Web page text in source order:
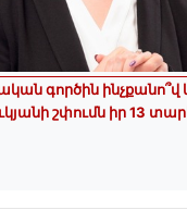
գործին ինչքանո՞վ
շփումն իր 13